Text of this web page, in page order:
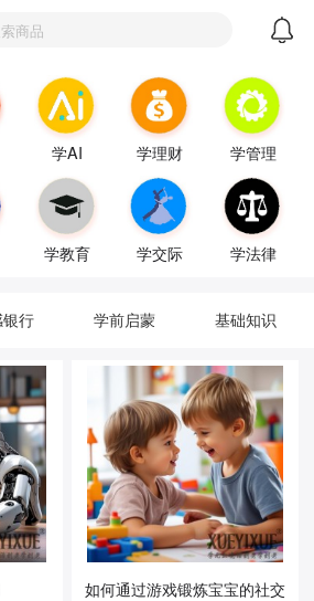
学AI 学理财 学管理
学教育 学交际 学法律
银行 学前启蒙 基础知识
如何通过游戏锻炼宝宝的社交